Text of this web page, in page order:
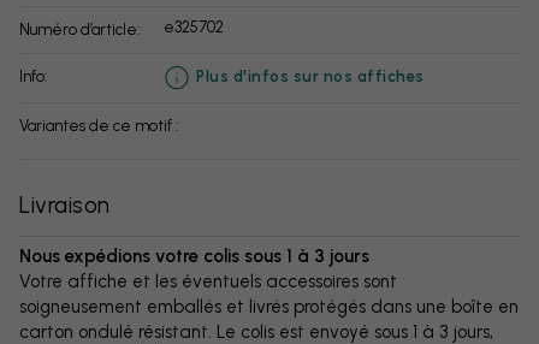
Numéro d’article: e325702
info: Plus d'infos sur nos affiches
Variantes de ce motif :
Livraison
Nous expédions votre colis sous 1 à 3 jours
Votre affiche et les éventuels accessoires sont
soigneusement emballés et livrés protégés dans une boîte en
carton ondulé résistant. Le colis est envoyé sous 1 à 3 jours,